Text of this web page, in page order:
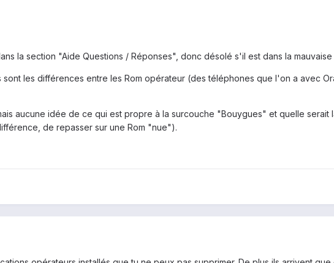
la section "Aide Questions / Réponses", donc désolé s'il est dans la mauvaise
les différences entre les Rom opérateur (des téléphones que l'on a avec
aucune idée de ce qui est propre à la surcouche "Bouygues" et quelle serait
de repasser sur une Rom "nue").